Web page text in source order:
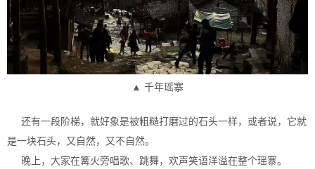
▲ 千年瑶寨
还有一段阶梯，就好象是被粗糙打磨过的石头一样，或者说，它就
是一块石头，又自然，又不自然。
晚上，大家在篝火旁唱歌、跳舞，欢声笑语洋溢在整个瑶寨。